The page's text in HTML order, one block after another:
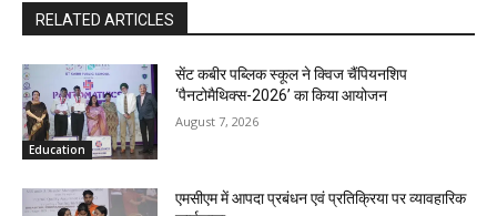
RELATED ARTICLES
Education
सेंट कबीर पब्लिक स्कूल ने क्विज चैंपियनशिप
‘पैनटोमैथिक्स-2026’ का किया आयोजन
August 7, 2026
एमसीएम में आपदा प्रबंधन एवं प्रतिक्रिया पर व्यावहारिक